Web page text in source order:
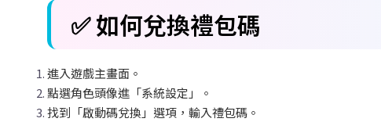
✅如何兌換禮包碼
進入遊戲主畫面。
點選角色頭像進「系統設定」。
找到「啟動碼兌換」選項，輸入禮包碼。